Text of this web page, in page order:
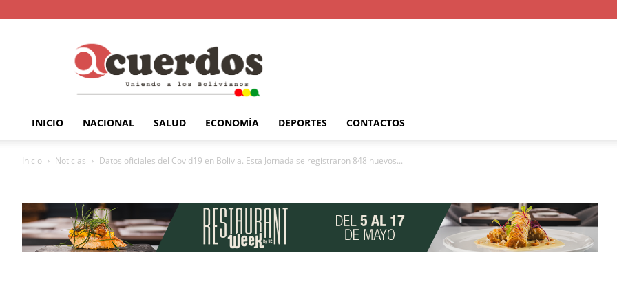
INICIO NACIONAL SALUD ECONOMÍA DEPORTES CONTACTOS
Inicio Noticias Datos oficiales del Covid19 en Bolivia. Esta Jornada se registraron 848 nuevos...